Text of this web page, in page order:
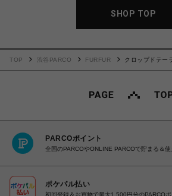
SHOP TOP
TOP 渋谷PARCO FURFUR クロップドテー
PARCOポイント
全国のPARCOやONLINE PARCOで貯まる＆使
ポケパル払い
初回登録＆お買物で最大1,500円分のPARCO